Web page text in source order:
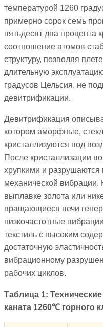
температурой 1260
примерно сорок семь
пятьдесят два процента
соотношение атомов
структуру, позволяя
длительную
градусов Цельсия, не
девитрификации.
Девитрификация
котором аморфные,
кристаллизуются под
После кристаллизации
хрупкими и разрушаются
механической
выплавке золота или
вращающиеся печи
низкочастотные
текстиль с высоким
достаточную
вибрационному
рабочих циклов.
Таблица 1:
каната 1260℃ горного